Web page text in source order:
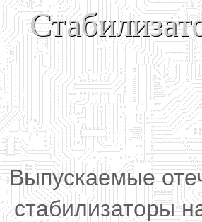
Выпускаемые
стабилизаторы